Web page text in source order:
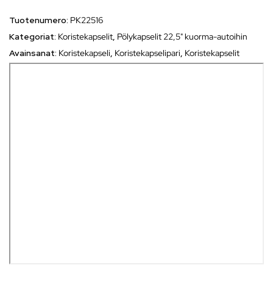
Tuotenumero: PK22516
Kategoriat: Koristekapselit, Pölykapselit 22,5" kuorma-autoihin
Avainsanat: Koristekapseli, Koristekapselipari, Koristekapselit